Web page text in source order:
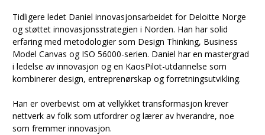
Tidligere ledet Daniel innovasjonsarbeidet for Deloitte Norge
og støttet innovasjonsstrategien i Norden. Han har solid
erfaring med metodologier som Design Thinking, Business
Model Canvas og ISO 56000-serien. Daniel har en mastergrad
i ledelse av innovasjon og en KaosPilot-utdannelse som
kombinerer design, entreprenørskap og forretningsutvikling.
Han er overbevist om at vellykket transformasjon krever
nettverk av folk som utfordrer og lærer av hverandre, noe
som fremmer innovasjon.